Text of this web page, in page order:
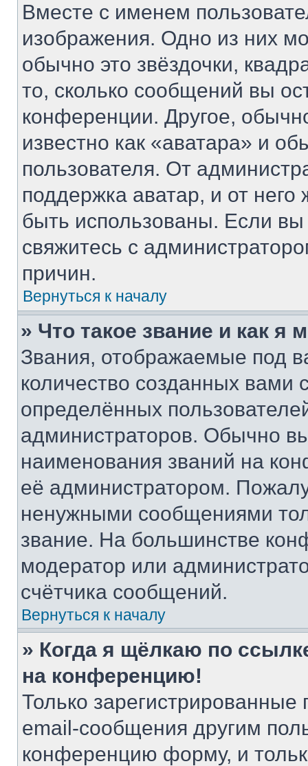
Вместе с именем
изображения. Одно из них
обычно это звёздочки,
то, сколько сообщений вы
конференции. Другое,
известно как «аватара» и
пользователя. От
поддержка аватар, и от него
быть использованы. Если
свяжитесь с
причин.
Вернуться к началу
» Что такое звание и как я
Звания, отображаемые под
количество созданных
определённых
администраторов. Обычно
наименования званий на
её администратором.
ненужными сообщениями
звание. На большинстве
модератор или
счётчика сообщений.
Вернуться к началу
» Когда я щёлкаю по
на конференцию!
Только зарегистрированные
email-сообщения другим
конференцию форму, и